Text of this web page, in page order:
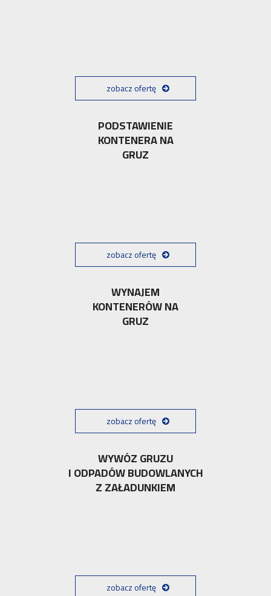
zobacz ofertę
PODSTAWIENIE
KONTENERA NA
GRUZ
zobacz ofertę
WYNAJEM
KONTENERÓW NA
GRUZ
zobacz ofertę
WYWÓZ GRUZU
I ODPADÓW BUDOWLANYCH
Z ZAŁADUNKIEM
zobacz ofertę